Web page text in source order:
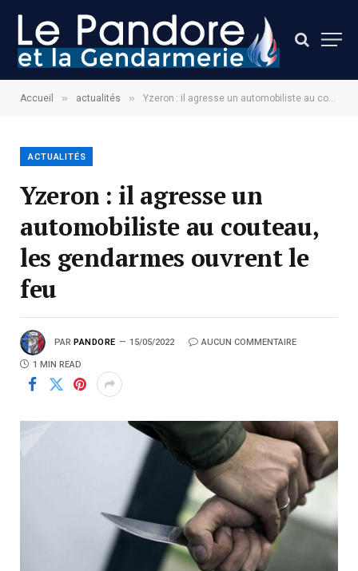
Accueil » actualités » Yzeron : il agresse un automobiliste au couteau, les gendarmes ouvrent le feu
ACTUALITÉS
Yzeron : il agresse un
automobiliste au couteau,
les gendarmes ouvrent le
feu
PAR PANDORE 15/05/2022 AUCUN COMMENTAIRE
1 MIN READ